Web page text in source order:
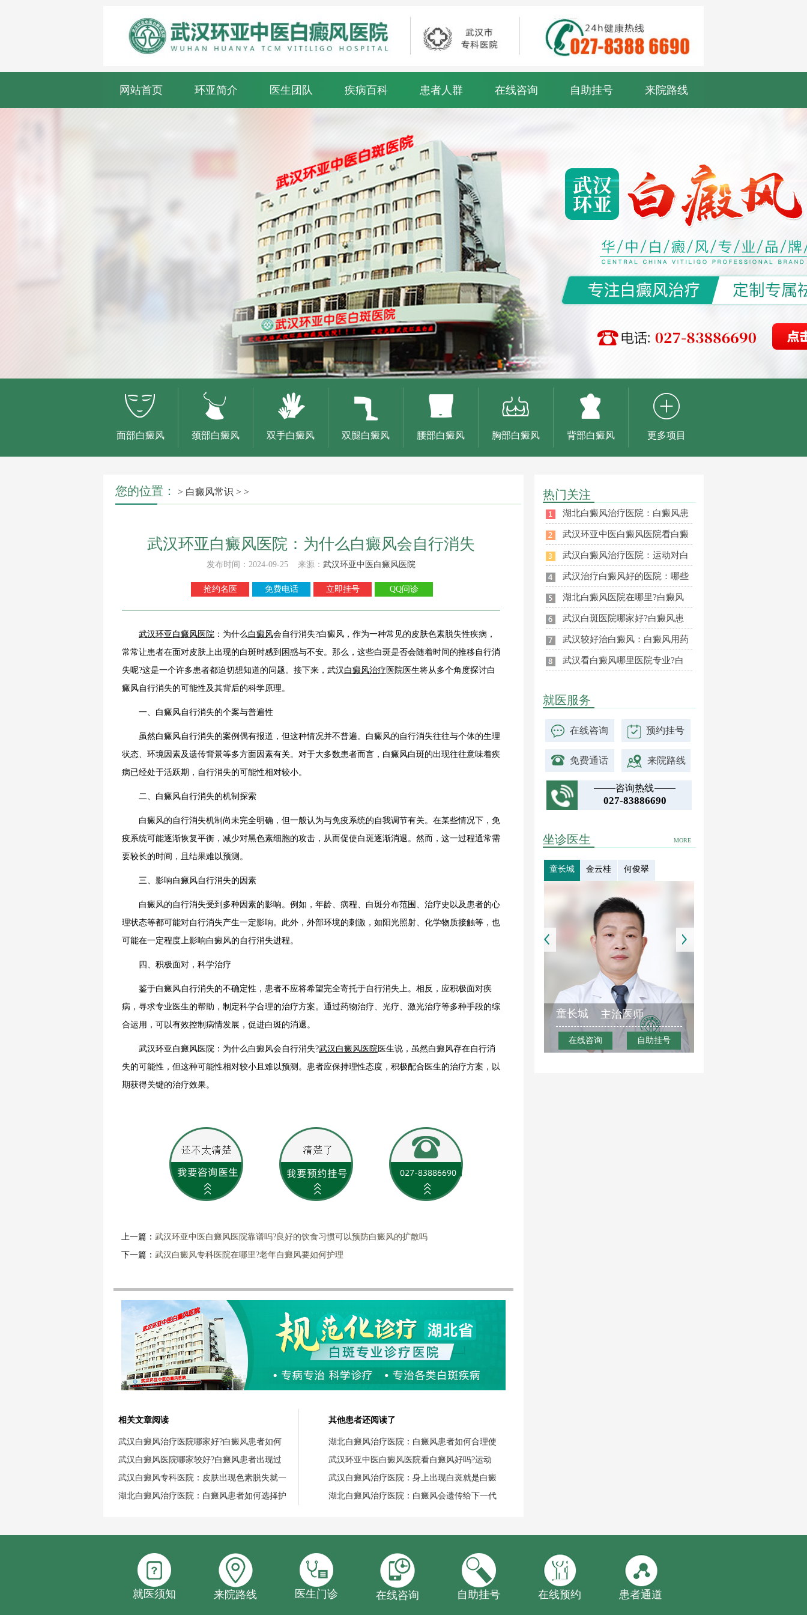
网站首页 环亚简介 医生团队 疾病百科 患者人群 在线咨询 自助挂号 来院路线
面部白癜风 颈部白癜风 双手白癜风 双腿白癜风 腰部白癜风 胸部白癜风 背部白癜风 更多项目
您的位置： > 白癜风常识 > >
武汉环亚白癜风医院：为什么白癜风会自行消失
发布时间：2024-09-25 来源： 武汉环亚中医白癜风医院
抢约名医 免费电话 立即挂号 QQ问诊
武汉环亚 白癜风 医院 ：为什么白癜风会自行消失?白癜风，作为一种常见的皮肤色素脱失性疾病，
常常让患者在面对皮肤上出现的白斑时感到困惑与不安。那么，这些白斑是否会随着时间的推移自行消
失呢?这是一个许多患者都迫切想知道的问题。接下来，武汉 白癜风治疗 医院医生将从多个角度探讨白
癜风自行消失的可能性及其背后的科学原理。
一、白癜风自行消失的个案与普遍性
虽然白癜风自行消失的案例偶有报道，但这种情况并不普遍。白癜风的自行消失往往与个体的生理
状态、环境因素及遗传背景等多方面因素有关。对于大多数患者而言，白癜风白斑的出现往往意味着疾
病已经处于活跃期，自行消失的可能性相对较小。
二、白癜风自行消失的机制探索
白癜风的自行消失机制尚未完全明确，但一般认为与免疫系统的自我调节有关。在某些情况下，免
疫系统可能逐渐恢复平衡，减少对黑色素细胞的攻击，从而促使白斑逐渐消退。然而，这一过程通常需
要较长的时间，且结果难以预测。
三、影响白癜风自行消失的因素
白癜风的自行消失受到多种因素的影响。例如，年龄、病程、白斑分布范围、治疗史以及患者的心
理状态等都可能对自行消失产生一定影响。此外，外部环境的刺激，如阳光照射、化学物质接触等，也
可能在一定程度上影响白癜风的自行消失进程。
四、积极面对，科学治疗
鉴于白癜风自行消失的不确定性，患者不应将希望完全寄托于自行消失上。相反，应积极面对疾
病，寻求专业医生的帮助，制定科学合理的治疗方案。通过药物治疗、光疗、激光治疗等多种手段的综
合运用，可以有效控制病情发展，促进白斑的消退。
武汉环亚白癜风医院：为什么白癜风会自行消失?武汉白癜风医院 医生说，虽然白癜风存在自行消
失的可能性，但这种可能性相对较小且难以预测。患者应保持理性态度，积极配合医生的治疗方案，以
期获得关键的治疗效果。
上一篇： 武汉环亚中医白癜风医院靠谱吗?良好的饮食习惯可以预防白癜风的扩散吗
下一篇： 武汉白癜风专科医院在哪里?老年白癜风要如何护理
相关文章阅读
武汉白癜风治疗医院哪家好?白癜风患者如何
武汉白癜风医院哪家较好?白癜风患者出现过
武汉白癜风专科医院：皮肤出现色素脱失就一
湖北白癜风治疗医院：白癜风患者如何选择护
其他患者还阅读了
湖北白癜风治疗医院：白癜风患者如何合理使
武汉环亚中医白癜风医院看白癜风好吗?运动
武汉白癜风治疗医院：身上出现白斑就是白癜
湖北白癜风治疗医院：白癜风会遗传给下一代
热门关注
湖北白癜风治疗医院：白癜风患
武汉环亚中医白癜风医院看白癜
武汉白癜风治疗医院：运动对白
武汉治疗白癜风好的医院：哪些
湖北白癜风医院在哪里?白癜风
武汉白斑医院哪家好?白癜风患
武汉较好治白癜风：白癜风用药
武汉看白癜风哪里医院专业?白
就医服务
在线咨询 预约挂号
免费通话 来院路线
咨询热线
027-83886690
MORE
坐诊医生
童长城 金云桂 何俊翠
童长城 主治医师
在线咨询 自助挂号
就医须知 来院路线 医生门诊 在线咨询 自助挂号 在线预约 患者通道